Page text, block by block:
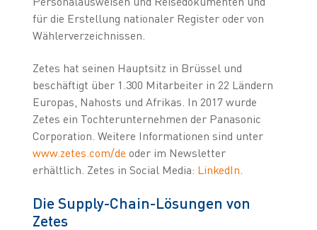
für die Erstellung nationaler Register oder von
Wählerverzeichnissen.
Zetes hat seinen Hauptsitz in Brüssel und
beschäftigt über 1.300 Mitarbeiter in 22 Ländern
Europas, Nahosts und Afrikas. In 2017 wurde
Zetes ein Tochterunternehmen der Panasonic
Corporation. Weitere Informationen sind unter
www.zetes.com/de oder im Newsletter
erhältlich. Zetes in Social Media: LinkedIn
Die Supply-Chain-Lösungen von
Zetes